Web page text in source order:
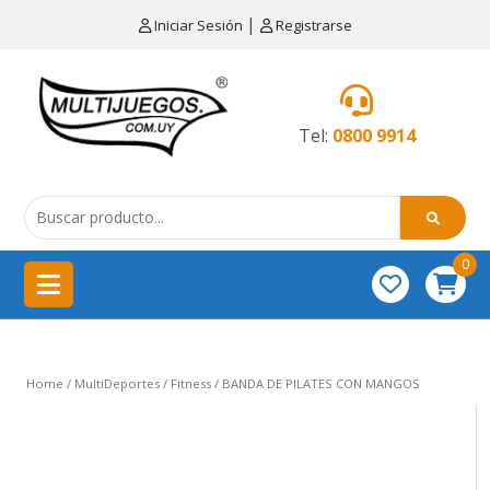
Iniciar Sesión | Registrarse
Tel: 0800 9914
MENÚ
de
cocina
China
importación
0
Home / MultiDeportes / Fitness / BANDA DE PILATES CON MANGOS